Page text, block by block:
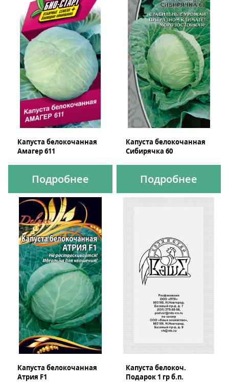
Капуста белокочанная
Амагер 611
Подробнее
Капуста белокочанная
Сибирячка 60
Подробнее
Капуста белокочанная
Атрия F1
Капуста белокоч.
Подарок 1 гр б.п.